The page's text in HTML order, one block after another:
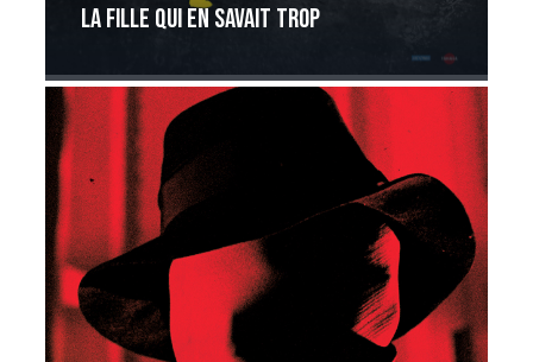
La Fille qui en savait trop